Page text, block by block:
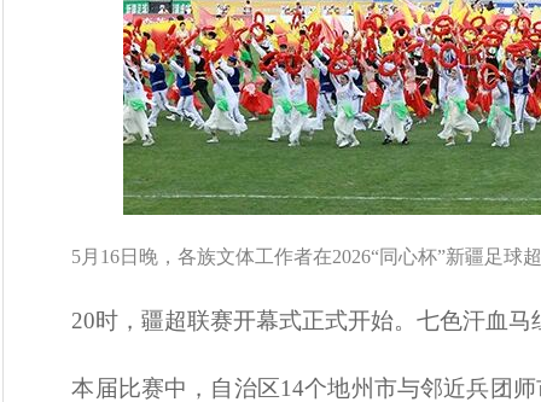
5月16日晚，各族文体工作者在2026“同心杯”新疆足
20时，疆超联赛开幕式正式开始。七色汗血
本届比赛中，自治区14个地州市与邻近兵团